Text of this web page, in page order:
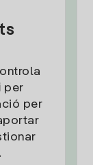
per
per